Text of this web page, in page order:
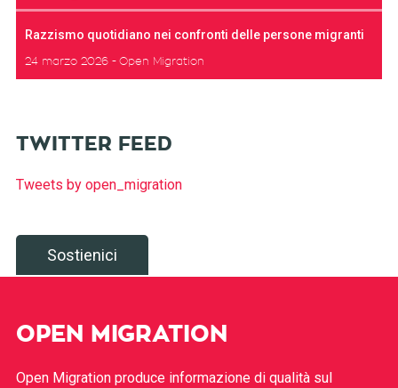
Razzismo quotidiano nei confronti delle persone migranti
24 marzo 2026 Open Migration
TWITTER FEED
Tweets by open_migration
Sostienici
OPEN MIGRATION
Open Migration produce informazione di qualità sul